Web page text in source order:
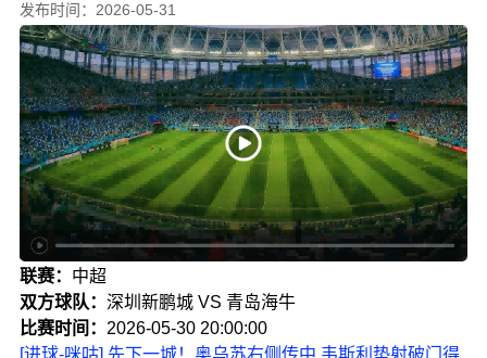
发布时间：2026-05-31
联赛： 中超
双方球队： 深圳新鹏城 VS 青岛海牛
比赛时间： 2026-05-30 20:00:00
[进球-咪咕] 先下一城！奥乌苏右侧传中 韦斯利垫射破门得